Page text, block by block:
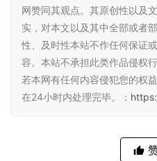
网赞同其观点。其原创性以及
实，对本文以及其中全部或者
性、及时性本站不作任何保证
容。本站不承担此类作品侵权
若本网有任何内容侵犯您的权
在24小时内处理完毕。：